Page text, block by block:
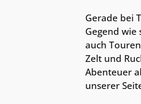
Gerade bei
Gegend
auch
Zelt und
Abenteuer
unserer